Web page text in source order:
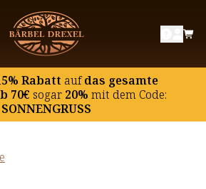
Rabatt aufdas gesamte
70€ sogar20% mit dem Code:
SONNENGRUSS